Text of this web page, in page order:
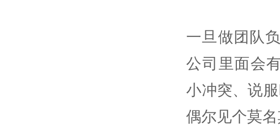
一旦做团队
公司里面会
小冲突、说
偶尔见个莫